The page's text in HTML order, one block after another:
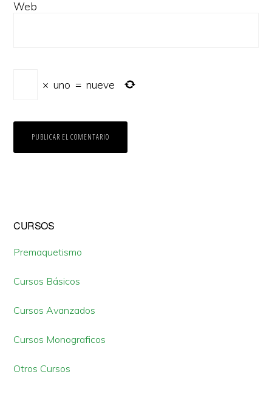
Web
× uno = nueve
Barra
lateral
primaria
CURSOS
Premaquetismo
Cursos Básicos
Cursos Avanzados
Cursos Monograficos
Otros Cursos